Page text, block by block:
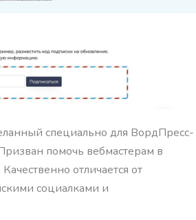
специально для ВордПресс-
помочь вебмастерам в
отличается от
социалками и